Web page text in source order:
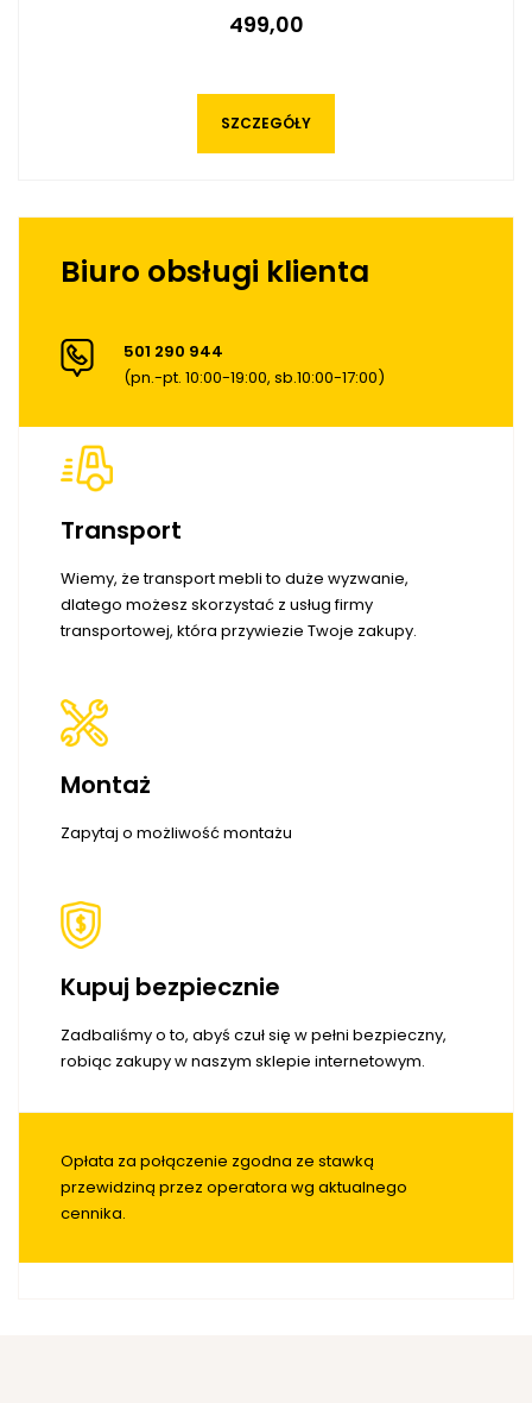
499,00
SZCZEGÓŁY
Biuro obsługi klienta
501 290 944
(pn.-pt. 10:00-19:00, sb.10:00-17:00)
Transport
Wiemy, że transport mebli to duże wyzwanie,
dlatego możesz skorzystać z usług firmy
transportowej, która przywiezie Twoje zakupy.
Montaż
Zapytaj o możliwość montażu
Kupuj bezpiecznie
Zadbaliśmy o to, abyś czuł się w pełni bezpieczny,
robiąc zakupy w naszym sklepie internetowym.
Opłata za połączenie zgodna ze stawką
przewidziną przez operatora wg aktualnego
cennika.